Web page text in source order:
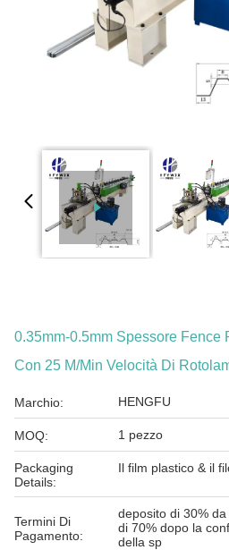
0.35mm-0.5mm Spessore Fence
Con 25 M/Min Velocità Di
Marchio: HENGFU
MOQ: 1 pezzo
Packaging
Details:
Il film plastico & il
Termini Di
Pagamento:
deposito di 30%
di 70% dopo la
della sp